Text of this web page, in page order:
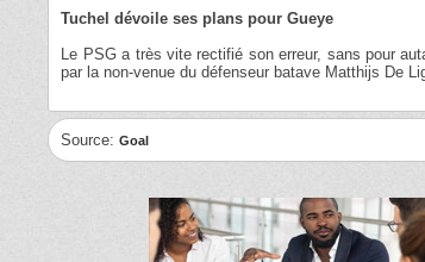
Tuchel dévoile ses plans pour Gueye
Le PSG a très vite rectifié son erreur, sans pour
par la non-venue du défenseur batave Matthijs De
Source:Goal